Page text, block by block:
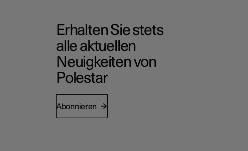
Erhalten Sie stets
alle aktuellen
Neuigkeiten von
Polestar
Abonnieren